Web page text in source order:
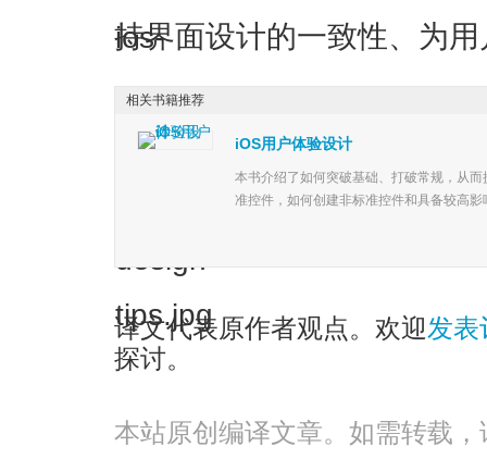
持界面设计的一致性、为
iOS用户体验设计
本书介绍了如何突破基础、打破常规，从
准控件，如何创建非标准控件和具备较高
相关书籍推荐
译文代表原作者观点。欢迎发表
探讨。
本站原创编译文章。如需转载